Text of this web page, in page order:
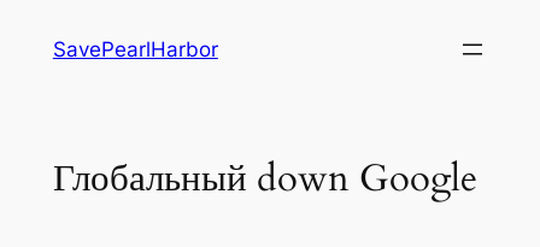
SavePearlHarbor
Глобальный down Google